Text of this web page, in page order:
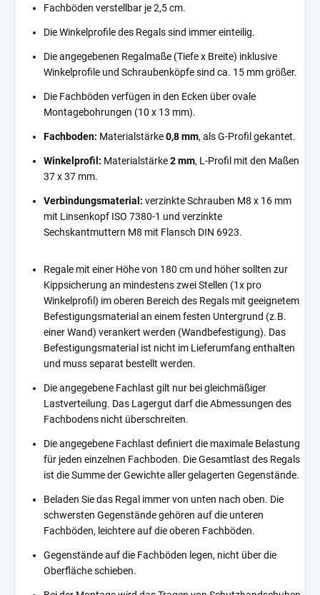
Fachböden verstellbar je 2,5 cm.
Die Winkelprofile des Regals sind immer einteilig.
Die angegebenen Regalmaße (Tiefe x Breite) inklusive
Winkelprofile und Schraubenköpfe sind ca. 15 mm größer.
Die Fachböden verfügen in den Ecken über ovale
Montagebohrungen (10 x 13 mm).
Fachboden: Materialstärke0,8 mm, als G-Profil gekantet.
Winkelprofil: Materialstärke2 mm, L-Profil mit den Maßen
37 x 37 mm.
Verbindungsmaterial: verzinkte Schrauben M8 x 16 mm
mit Linsenkopf ISO 7380-1 und verzinkte
Sechskantmuttern M8 mit Flansch DIN 6923.
Regale mit einer Höhe von 180 cm und höher sollten zur
Kippsicherung an mindestens zwei Stellen (1x pro
Winkelprofil) im oberen Bereich des Regals mit geeignetem
Befestigungsmaterial an einem festen Untergrund (z.B.
einer Wand) verankert werden (Wandbefestigung). Das
Befestigungsmaterial ist nicht im Lieferumfang enthalten
und muss separat bestellt werden.
Die angegebene Fachlast gilt nur bei gleichmäßiger
Lastverteilung. Das Lagergut darf die Abmessungen des
Fachbodens nicht überschreiten.
Die angegebene Fachlast definiert die maximale Belastung
für jeden einzelnen Fachboden. Die Gesamtlast des Regals
ist die Summe der Gewichte aller gelagerten Gegenstände.
Beladen Sie das Regal immer von unten nach oben. Die
schwersten Gegenstände gehören auf die unteren
Fachböden, leichtere auf die oberen Fachböden.
Gegenstände auf die Fachböden legen, nicht über die
Oberfläche schieben.